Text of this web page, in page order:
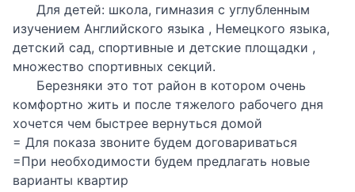
Для детей: школа, гимназия с углубленным
изучением Английского языка , Немецкого языка,
детский сад, спортивные и детские площадки ,
множество спортивных секций.
Березняки это тот район в котором очень
комфортно жить и после тяжелого рабочего дня
хочется чем быстрее вернуться домой
= Для показа звоните будем договариваться
=При необходимости будем предлагать новые
варианты квартир